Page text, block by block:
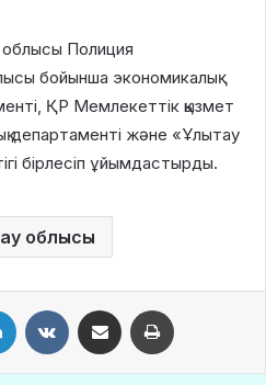
Полиция
бойынша экономикалық
ҚР Мемлекеттік қызмет
департаменті және «Ұлытау
бірлесіп ұйымдастырды.
облысы